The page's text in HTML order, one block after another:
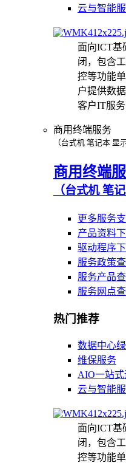
云与智能
面向ICT基
闭，包含
控等功能
户提供数
客户IT服务
商用终端服务
（台式机 笔记本 显
商用终端
（台式机 笔
更多服务
产品资料
驱动程序
服务政策
服务产品
服务网点
热门推荐
数据中心
维保服务
AIO一站
云与智能
面向ICT基
闭，包含
控等功能